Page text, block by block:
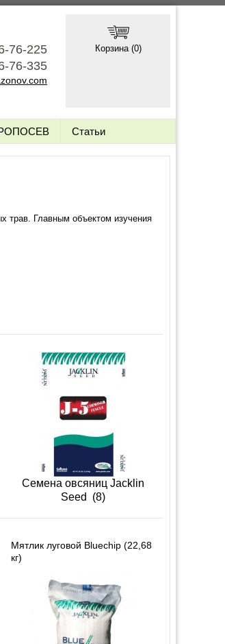
76-225
76-335
Корзина (0)
Статьи
трав. Главным объектом изучения
Семена овсяниц Jacklin
Seed
(8)
Мятлик луговой Bluechip (22,68
кг)